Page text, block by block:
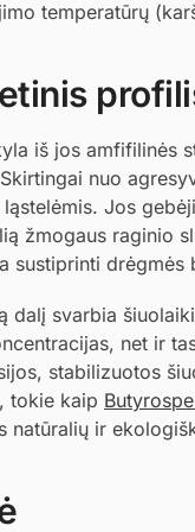
temperatūrų
iš jos amfifilinės
nuo
Jos
žmogaus raginio
sustiprinti drėgmės
dalį svarbia
net ir
stabilizuotos
tokie kaip
natūralių ir